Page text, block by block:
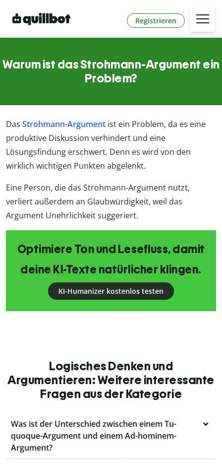
Registrieren
Warum ist das Strohmann-Argument ein
Problem?
Das Strohmann-Argument ist ein Problem, da es eine
produktive Diskussion verhindert und eine
Lösungsfindung erschwert. Denn es wird von den
wirklich wichtigen Punkten abgelenkt.
Eine Person, die das Strohmann-Argument nutzt,
verliert außerdem an Glaubwürdigkeit, weil das
Argument Unehrlichkeit suggeriert.
Optimiere Ton und Lesefluss, damit
deine KI-Texte natürlicher klingen.
KI-Humanizer kostenlos testen
Logisches Denken und
Argumentieren: Weitere interessante
Fragen aus der Kategorie
Was ist der Unterschied zwischen einem Tu-
quoque-Argument und einem Ad-hominem-
Argument?